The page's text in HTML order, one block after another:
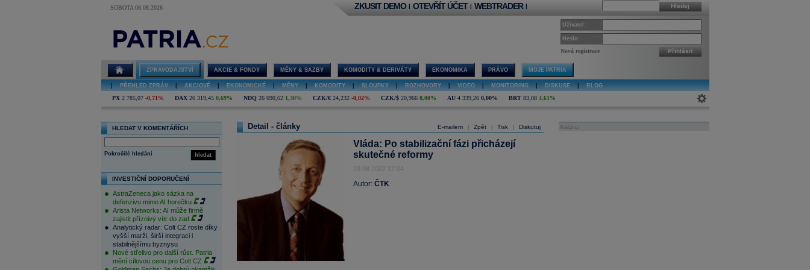
SOBOTA 08.08.2026 Hledej
ZKUSIT DEMO | OTEVŘÍT ÚČET | WEBTRADER |
Uživatel:
Heslo:
Nová registrace Přihlásit
ZPRAVODAJSTVÍ AKCIE & FONDY MĚNY & SAZBY KOMODITY & DERIVÁTY EKONOMIKA PRÁVO MOJE PATRIA
PŘEHLED ZPRÁV AKCIOVÉ EKONOMICKÉ MĚNY KOMODITY SLOUPKY ROZHOVORY VIDEO MONITORING DISKUSE BLOG
PX 2 785,07 -0,71% DAX 26 319,45 0,69% NDQ 26 690,62 1,30% CZK/€ 24,232 -0,02% CZK/$ 20,966 0,00% AU 4 339,26 0,00% BRT 83,08 4,61%
HLEDAT V KOMENTÁŘÍCH
hledat
Pokročilé hledání
INVESTIČNÍ DOPORUČENÍ
AstraZeneca jako sázka na
defenzivu mimo AI horečku
Arista Networks: AI může firmě
zajistit příznivý vítr do zad
Analytický radar: Colt CZ roste díky
vyšší marži, širší integraci i
stabilnějšímu byznysu
Nové střelivo pro další růst. Patria
mění cílovou cenu pro Colt CZ
E-mailem Zpět Tisk Diskutuj
Detail - články
Vláda: Po stabilizační fázi přicházejí
skutečné reformy
28.08.2007 17:04
Autor: ČTK
Reklama